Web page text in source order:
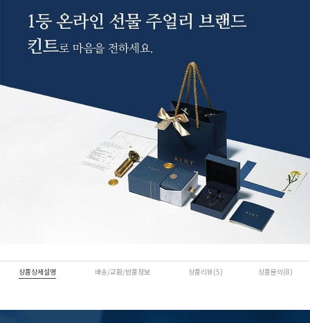
상품상세설명 배송/교환/반품정보 상품리뷰(5) 상품문의(8)